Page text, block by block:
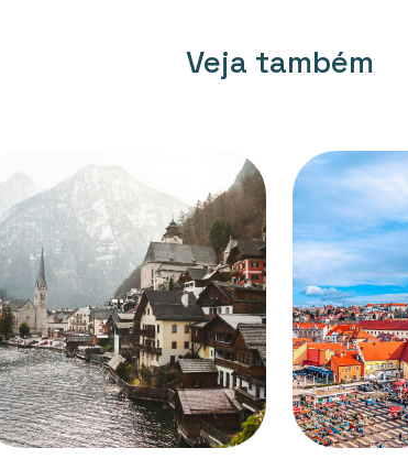
Veja também